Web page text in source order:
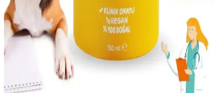
oranını azaltan ürünler ve teknolojik gelişmelerle temizlik süreciniz
daha sağlıklı ve pratik hale gelir.
Metapet Doğal Kedi Uzaklaştırıcı Sprey: Güvenli ve
Etkili Çözüm
Metapet doğal kedi uzaklaştırıcı sprey, çevre dostu içerikleriyle
kedilerin ilgisini çekmeyen kokular yayarak istenmeyen alanlardan
uzak tutar, güvenli ve etkili bir çözümdür.